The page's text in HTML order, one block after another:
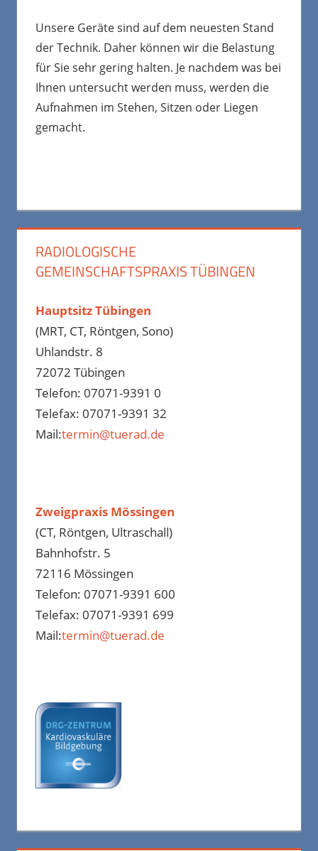
Unsere Geräte sind auf dem neuesten Stand
der Technik. Daher können wir die Belastung
für Sie sehr gering halten. Je nachdem was bei
Ihnen untersucht werden muss, werden die
Aufnahmen im Stehen, Sitzen oder Liegen
gemacht.
RADIOLOGISCHE
GEMEINSCHAFTSPRAXIS TÜBINGEN
Hauptsitz Tübingen
(MRT, CT, Röntgen, Sono)
Uhlandstr. 8
72072 Tübingen
Telefon: 07071-9391 0
Telefax: 07071-9391 32
Mail:termin@tuerad.de
Zweigpraxis Mössingen
(CT, Röntgen, Ultraschall)
Bahnhofstr. 5
72116 Mössingen
Telefon: 07071-9391 600
Telefax: 07071-9391 699
Mail:termin@tuerad.de